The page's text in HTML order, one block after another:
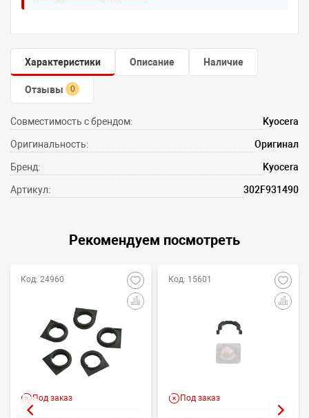
Характеристики Описание Наличие
Отзывы 0
Совместимость с брендом: Kyocera
Оригинальность: Оригинал
Бренд: Kyocera
Артикул: 302F931490
Рекомендуем посмотреть
Код: 24960
Под заказ
Код: 15601
Под заказ